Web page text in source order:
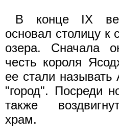
В конце IX
основал столицу к
озера. Сначала
честь короля
ее стали называть
"город". Посреди
также
храм.